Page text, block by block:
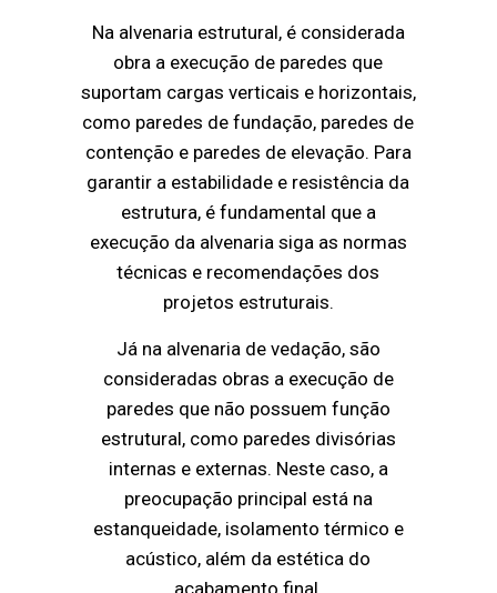
Na alvenaria estrutural, é considerada
obra a execução de paredes que
suportam cargas verticais e horizontais,
como paredes de fundação, paredes de
contenção e paredes de elevação. Para
garantir a estabilidade e resistência da
estrutura, é fundamental que a
execução da alvenaria siga as normas
técnicas e recomendações dos
projetos estruturais.
Já na alvenaria de vedação, são
consideradas obras a execução de
paredes que não possuem função
estrutural, como paredes divisórias
internas e externas. Neste caso, a
preocupação principal está na
estanqueidade, isolamento térmico e
acústico, além da estética do
acabamento final.